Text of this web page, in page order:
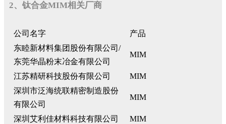
2、钛合金MIM相关厂商
公司名字
产品
东睦新材料集团股份有限公司/
东莞华晶粉末冶金有限公司
MIM
江苏精研科技股份有限公司
MIM
深圳市泛海统联精密制造股份
有限公司
MIM
深圳艾利佳材料科技有限公司 MIM